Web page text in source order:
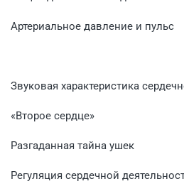
Артериальное давление и пульс
Звуковая характеристика
«Второе сердце»
Разгаданная тайна ушек
Регуляция сердечной